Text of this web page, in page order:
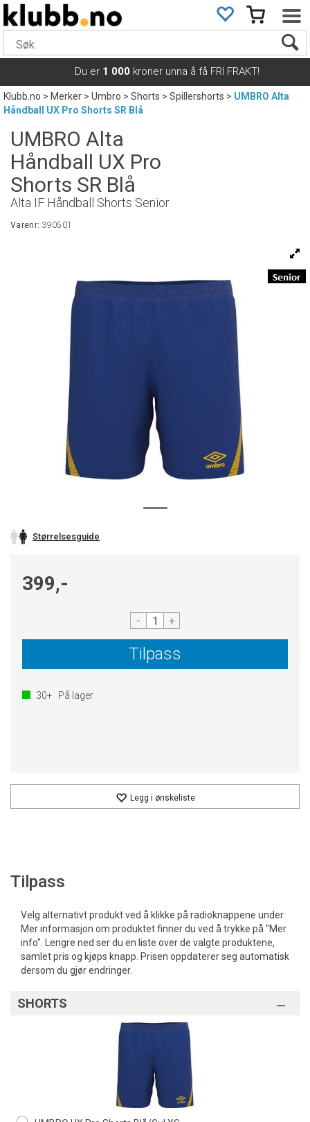
Du er 1 000 kroner unna å få FRI FRAKT!
Klubb.no>Merker>Umbro>Shorts>Spillershorts>UMBRO Alta
Håndball UX Pro Shorts SR Blå
UMBRO Alta
Håndball UX Pro
Shorts SR Blå
Alta IF Håndball Shorts Senior
Varenr: 390501
Størrelsesguide
399,-
- +
Tilpass
30+ På lager
Legg i ønskeliste
Tilpass
Velg alternativt produkt ved å klikke på radioknappene under.
Mer informasjon om produktet finner du ved å trykke på "Mer
info". Lengre ned ser du en liste over de valgte produktene,
samlet pris og kjøps knapp. Prisen oppdaterer seg automatisk
dersom du gjør endringer.
SHORTS